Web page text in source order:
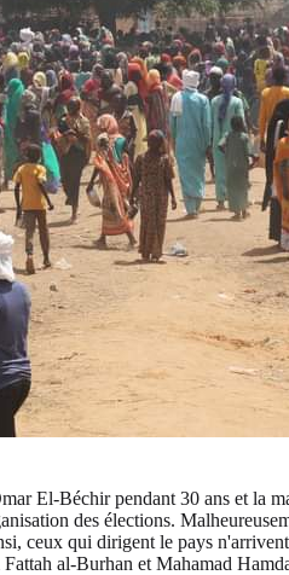
El-Béchir pendant 30 ans et la
des élections.
ceux qui dirigent le pays
al-Burhan et Mahamad